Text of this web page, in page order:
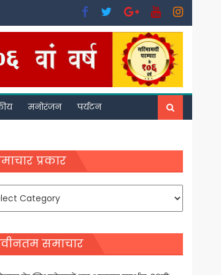
मनोरंजन पर्यटन
प्रकार
समाचार